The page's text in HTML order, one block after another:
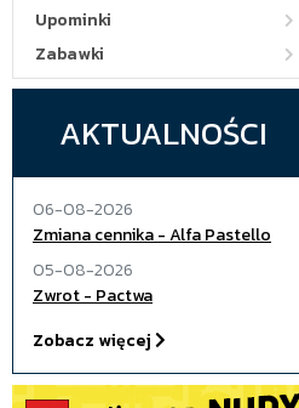
Upominki
Zabawki
AKTUALNOŚCI
06-08-2026
Zmiana cennika - Alfa Pastello
05-08-2026
Zwrot - Pactwa
Zobacz więcej